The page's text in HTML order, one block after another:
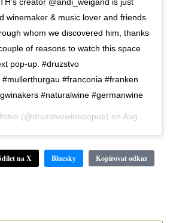
creator @andi_weigand is just
winemaker & music lover and friends
whom we discovered him, thanks
of reasons to watch this space
pop-up. #druzstvo
#franconia #franken
#naturalwine #germanwine
(@druzstvowinepopup) on Aug 18, 2019 at 9:21am PDT
na X Bluesky Kopírovat odkaz